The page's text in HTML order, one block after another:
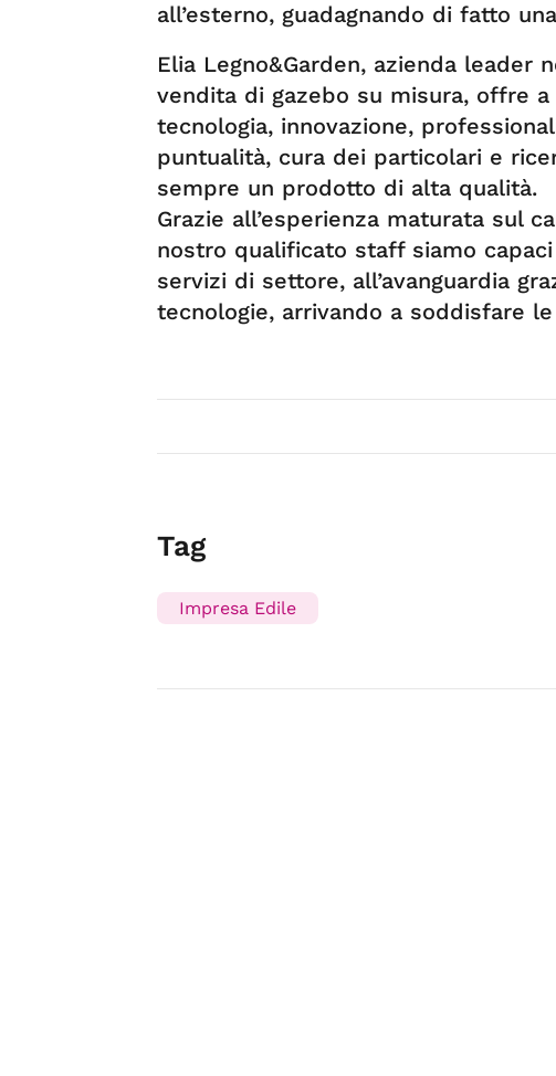
all’esterno, guadagnando di fatto
Elia Legno&Garden, azienda leader
vendita di gazebo su misura, offre
tecnologia, innovazione,
puntualità, cura dei particolari e
sempre un prodotto di alta qualità.
Grazie all’esperienza maturata sul
nostro qualificato staff siamo
servizi di settore, all’avanguardia
tecnologie, arrivando a soddisfare
Tag
Impresa Edile